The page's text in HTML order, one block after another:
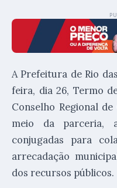
A Prefeitura de Rio
feira, dia 26, Termo
Conselho Regional
meio da parceria,
conjugadas para
arrecadação
dos recursos públicos.